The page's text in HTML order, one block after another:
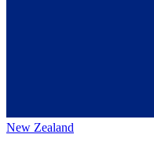
New Zealand